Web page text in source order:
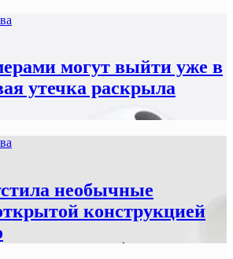
могут выйти уже в
утечка раскрыла
необычные
конструкцией